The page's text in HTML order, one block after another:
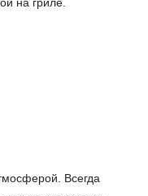
Всегда